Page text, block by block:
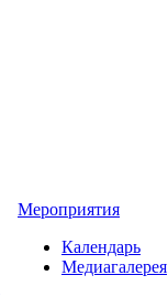
Мероприятия
Календарь
Медиагалерея